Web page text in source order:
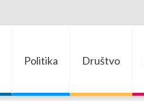
Politika Društvo